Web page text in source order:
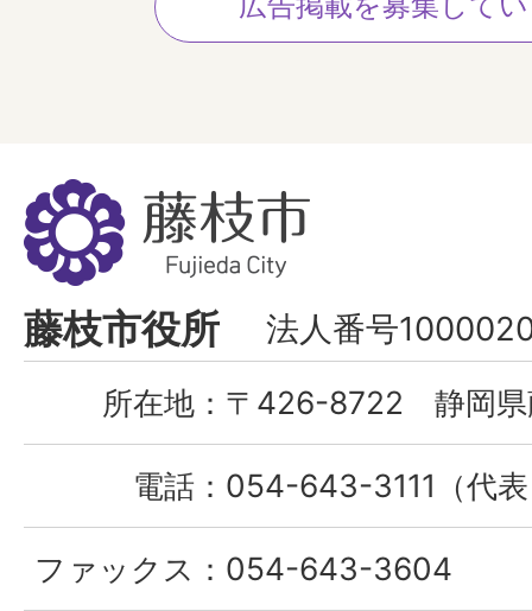
藤
枝
市
Fujieda
City
藤枝市役所 法人番号
所在地： 〒426-8722 静岡県
電話： 054-643-3111（代
ファックス： 054-643-3604